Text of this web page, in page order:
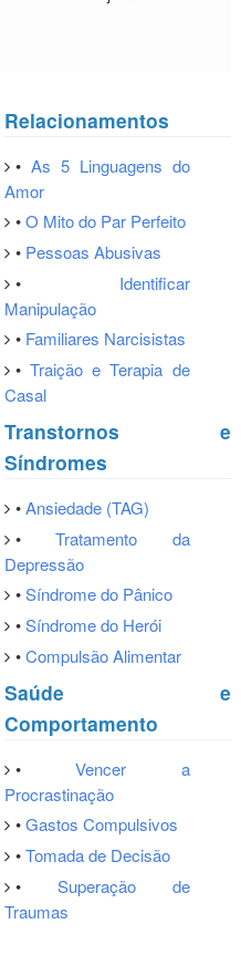
Relacionamentos
• As 5 Linguagens do
Amor
•O Mito do Par Perfeito
• Pessoas Abusivas
• Identificar
Manipulação
• Familiares Narcisistas
•Traição e Terapia de
Casal
Transtornos e
Síndromes
•Ansiedade (TAG)
•Tratamento da
Depressão
•Síndrome do Pânico
•Síndrome do Herói
•Compulsão Alimentar
Saúde e
Comportamento
•Vencer a
Procrastinação
•Gastos Compulsivos
•Tomada de Decisão
• Superação de
Traumas